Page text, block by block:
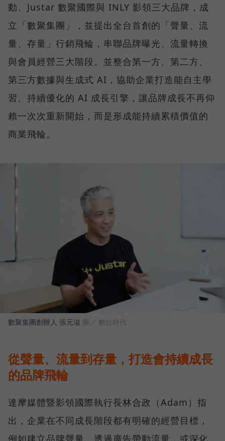
動、Justar 數聚國際與 INLY 影領三大品牌，成
立「數聚集團」，並提出全台首創的「聲量、流
量、存量」行銷飛輪，串聯品牌曝光、流量轉換
與會員經營三大階段。並整合第一方、第二方、
第三方數據與生成式 AI，協助企業打造能自主學
習、持續優化的 AI 成長引擎，讓品牌成長不再仰
賴一次次重新開始，而是形成能持續累積價值的
商業飛輪。
數聚集團創辦人 張元溢 圖／ 數位時代
從聲量、流量到存量，打造會持續成長
的品牌飛輪
達摩媒體暨影領國際執行長林合政（Adam）指
出，企業在不同成長階段都有明確的經營目標，